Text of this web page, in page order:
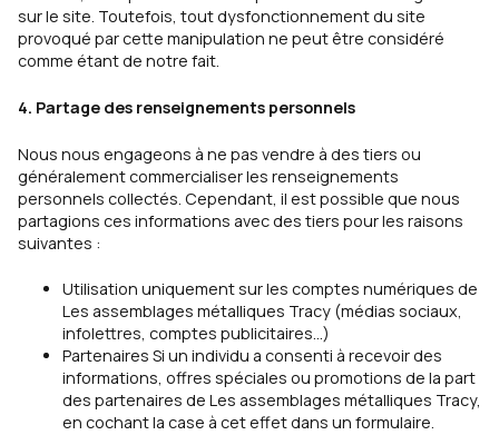
sur le site. Toutefois, tout dysfonctionnement du site
provoqué par cette manipulation ne peut être considéré
comme étant de notre fait.
4. Partage des renseignements personnels
Nous nous engageons à ne pas vendre à des tiers ou
généralement commercialiser les renseignements
personnels collectés. Cependant, il est possible que nous
partagions ces informations avec des tiers pour les raisons
suivantes :
Utilisation uniquement sur les comptes numériques de
Les assemblages métalliques Tracy (médias sociaux,
infolettres, comptes publicitaires…)
Partenaires Si un individu a consenti à recevoir des
informations, offres spéciales ou promotions de la part
des partenaires de Les assemblages métalliques Tracy,
en cochant la case à cet effet dans un formulaire.